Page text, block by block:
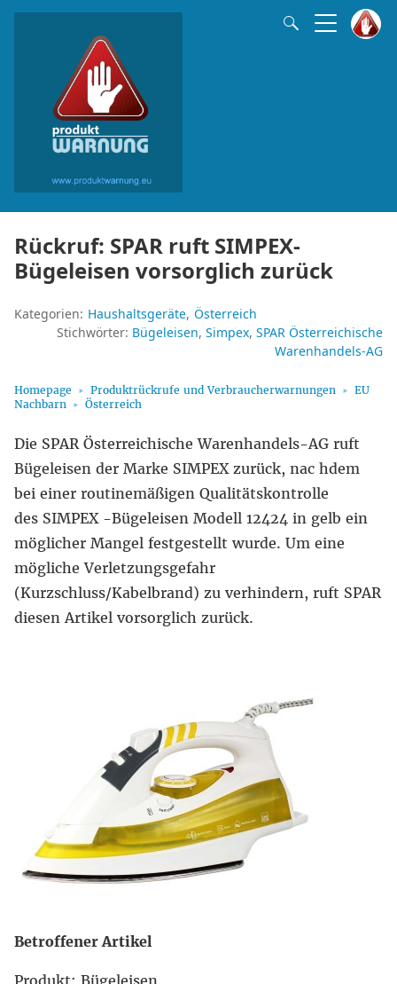
Rückruf: SPAR ruft SIMPEX-
Bügeleisen vorsorglich zurück
Kategorien: Haushaltsgeräte Österreich
Stichwörter: Bügeleisen Simpex SPAR Österreichische
Warenhandels-AG
Homepage Produktrückrufe und Verbraucherwarnungen
EU
Nachbarn
Österreich
Die SPAR Österreichische Warenhandels-AG ruft
Bügeleisen der Marke SIMPEX zurück, nac hdem
bei einer routinemäßigen Qualitätskontrolle
des SIMPEX -Bügeleisen Modell 12424 in gelb ein
möglicher Mangel festgestellt wurde. Um eine
mögliche Verletzungsgefahr
(Kurzschluss/Kabelbrand) zu verhindern, ruft SPAR
diesen Artikel vorsorglich zurück.
Betroffener Artikel
Produkt: Bügeleisen